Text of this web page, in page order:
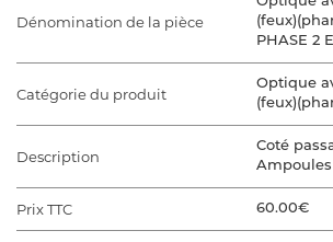
Dénomination de la pièce
PHASE 2
Catégorie du produit
Optique
Description
Coté
Prix TTC 60.00€